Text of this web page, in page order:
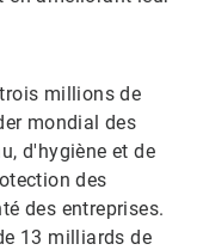
millions de
mondial des
d'hygiène et de
des
des entreprises.
13 milliards de